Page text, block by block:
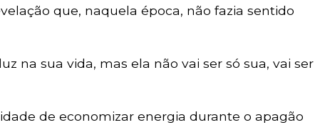
que, naquela época, não fazia sentido
na sua vida, mas ela não vai ser só sua, vai ser
de economizar energia durante o apagão